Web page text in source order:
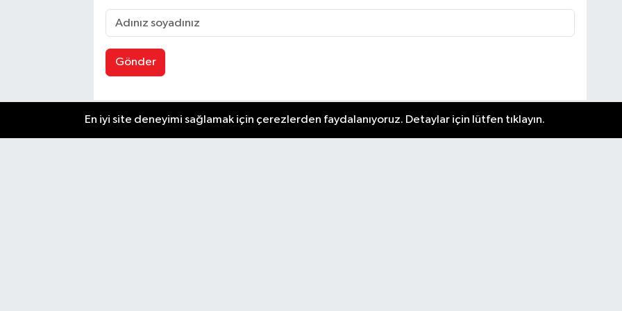
Gönder
En iyi site deneyimi sağlamak için çerezlerden faydalanıyoruz. Detaylar için lütfen tıklayın.